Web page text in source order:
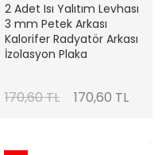
2 Adet Isı Yalıtım Levhası
3 mm Petek Arkası
Kalorifer Radyatör Arkası
İzolasyon Plaka
170,60 TL 170,60 TL